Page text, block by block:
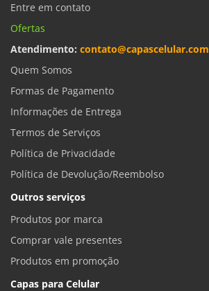
Entre em contato
Ofertas
Atendimento: contato@capascelular.com
Quem Somos
Formas de Pagamento
Informações de Entrega
Termos de Serviços
Política de Privacidade
Política de Devolução/Reembolso
Outros serviços
Produtos por marca
Comprar vale presentes
Produtos em promoção
Capas para Celular